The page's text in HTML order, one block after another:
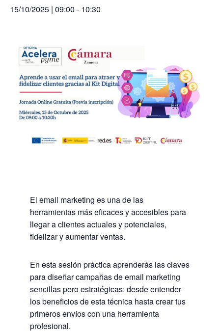
15/10/2025 | 09:00 - 10:30
El email marketing es una de las
herramientas más eficaces y accesibles para
llegar a clientes actuales y potenciales,
fidelizar y aumentar ventas.
En esta sesión práctica aprenderás las claves
para diseñar campañas de email marketing
sencillas pero estratégicas: desde entender
los beneficios de esta técnica hasta crear tus
primeros envíos con una herramienta
profesional.